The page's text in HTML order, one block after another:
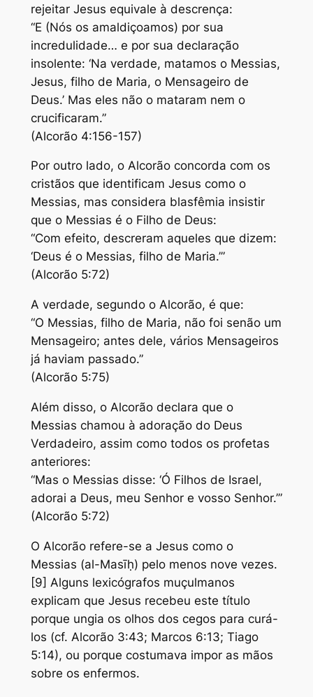
rejeitar Jesus equivale à descrença:
“E (Nós os amaldiçoamos) por sua
incredulidade… e por sua declaração
insolente: ‘Na verdade, matamos o Messias,
Jesus, filho de Maria, o Mensageiro de
Deus.’ Mas eles não o mataram nem o
crucificaram.”
(Alcorão 4:156-157)
Por outro lado, o Alcorão concorda com os
cristãos que identificam Jesus como o
Messias, mas considera blasfêmia insistir
que o Messias é o Filho de Deus:
“Com efeito, descreram aqueles que dizem:
‘Deus é o Messias, filho de Maria.’”
(Alcorão 5:72)
A verdade, segundo o Alcorão, é que:
“O Messias, filho de Maria, não foi senão um
Mensageiro; antes dele, vários Mensageiros
já haviam passado.”
(Alcorão 5:75)
Além disso, o Alcorão declara que o
Messias chamou à adoração do Deus
Verdadeiro, assim como todos os profetas
anteriores:
“Mas o Messias disse: ‘Ó Filhos de Israel,
adorai a Deus, meu Senhor e vosso Senhor.’”
(Alcorão 5:72)
O Alcorão refere-se a Jesus como o
Messias (al-Masīḥ) pelo menos nove vezes.
[9] Alguns lexicógrafos muçulmanos
explicam que Jesus recebeu este título
porque ungia os olhos dos cegos para curá-
los (cf. Alcorão 3:43; Marcos 6:13; Tiago
5:14), ou porque costumava impor as mãos
sobre os enfermos.